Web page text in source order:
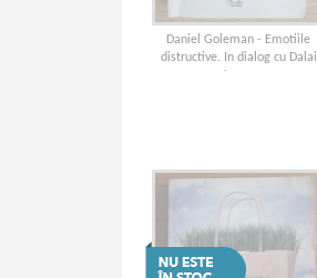
Daniel Goleman - Emotiile
distructive. In dialog cu Dalai
Lama